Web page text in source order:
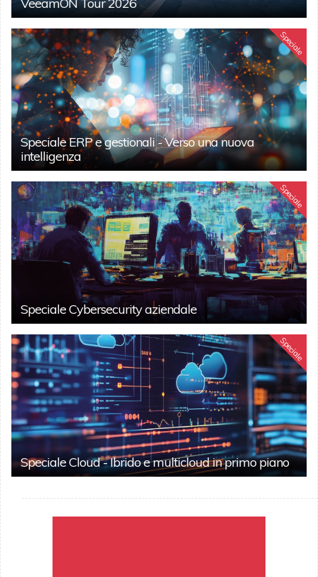
Speciale
Speciale ERP e gestionali - Verso una nuova
intelligenza
Speciale
Speciale Cybersecurity aziendale
Speciale
Speciale Cloud - Ibrido e multicloud in primo piano